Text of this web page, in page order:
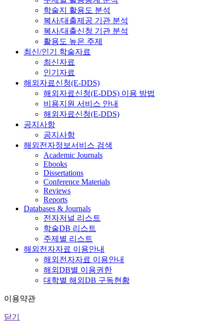
학술지 활용도 분석
복사/대출제공 기관 분석
복사/대출신청 기관 분석
활용도 높은 주제
최신/인기 학술자료
최신자료
인기자료
해외자료신청(E-DDS)
해외자료신청(E-DDS) 이용 방법
비용지원 서비스 안내
해외자료신청(E-DDS)
공지사항
공지사항
해외전자정보서비스 검색
Academic Journals
Ebooks
Dissertations
Conference Materials
Reviews
Reports
Databases & Journals
전자저널 리스트
학술DB 리스트
주제별 리스트
해외전자자료 이용안내
해외전자자료 이용안내
해외DB별 이용권한
대학별 해외DB 구독현황
이용약관
닫기